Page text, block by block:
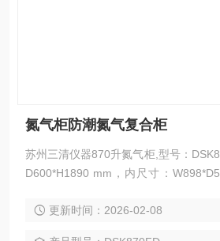
氮气柜防潮氮气复合柜
苏州三清仪器870升氮气柜,型号：
D600*H1890 mm，内尺寸：
更新时间：2026-02-08